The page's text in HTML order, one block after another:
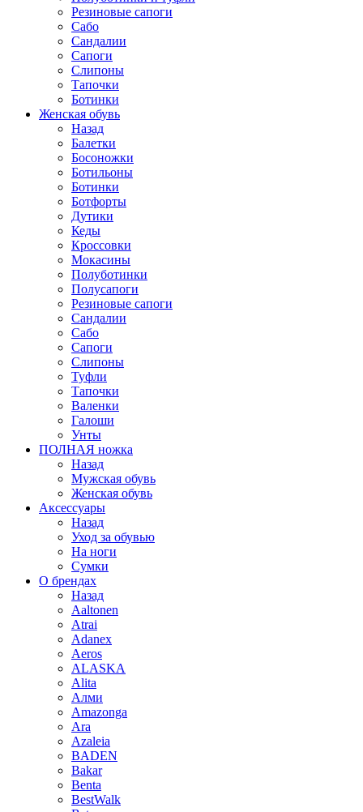
Резиновые сапоги
Сабо
Сандалии
Сапоги
Слипоны
Тапочки
Ботинки
Женская обувь
Назад
Балетки
Босоножки
Ботильоны
Ботинки
Ботфорты
Дутики
Кеды
Кроссовки
Мокасины
Полуботинки
Полусапоги
Резиновые сапоги
Сандалии
Сабо
Сапоги
Слипоны
Туфли
Тапочки
Валенки
Галоши
Унты
ПОЛНАЯ ножка
Назад
Мужская обувь
Женская обувь
Аксессуары
Назад
Уход за обувью
На ноги
Сумки
О брендах
Назад
Aaltonen
Atrai
Adanex
Aeros
ALASKA
Alita
Алми
Amazonga
Ara
Azaleia
BADEN
Bakar
Benta
BestWalk